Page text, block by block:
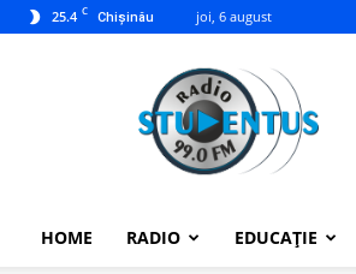
25.4 C Chișinău joi, 6 august
studentus.md
HOME RADIO EDUCAȚIE